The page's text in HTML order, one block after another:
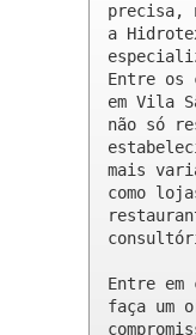
precisa,
a
Entre os
em Vila
não só
mais
como
Entre em
faça um